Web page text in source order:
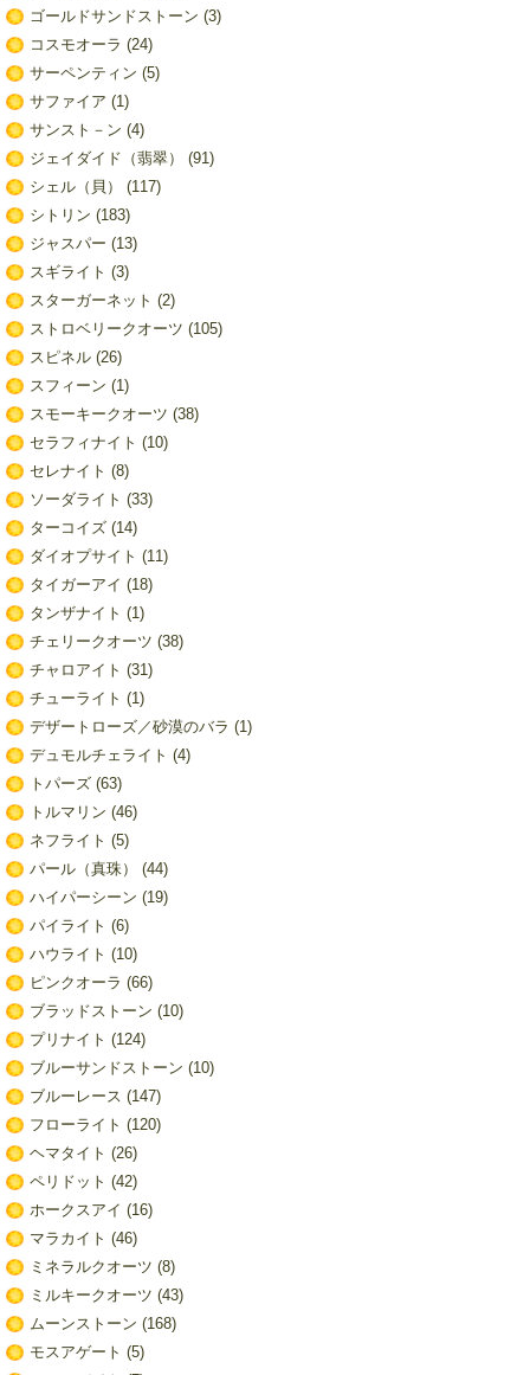
ゴールドサンドストーン (3)
コスモオーラ (24)
サーペンティン (5)
サファイア (1)
サンスト－ン (4)
ジェイダイド（翡翠）
(91)
シェル（貝）
(117)
シトリン (183)
ジャスパー (13)
スギライト (3)
スターガーネット (2)
ストロベリークオーツ (105)
スピネル(26)
スフィーン (1)
スモーキークオーツ (38)
セラフィナイト (10)
セレナイト (8)
ソーダライト (33)
ターコイズ(14)
ダイオプサイト (11)
タイガーアイ (18)
タンザナイト (1)
チェリークオーツ (38)
チャロアイト (31)
チューライト (1)
デザートローズ／砂漠のバラ (1)
デュモルチェライト (4)
トパーズ(63)
トルマリン (46)
ネフライト (5)
パール（真珠）
(44)
ハイパーシーン (19)
パイライト (6)
ハウライト (10)
ピンクオーラ (66)
ブラッドストーン (10)
プリナイト (124)
ブルーサンドストーン (10)
ブルーレース (147)
フローライト (120)
ヘマタイト (26)
ペリドット (42)
ホークスアイ (16)
マラカイト (46)
ミネラルクオーツ (8)
ミルキークオーツ (43)
ムーンストーン (168)
モスアゲート (5)